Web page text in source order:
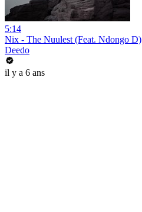
5:14
Nix - The Nuulest (Feat. Ndongo D)
Deedo
il y a 6 ans